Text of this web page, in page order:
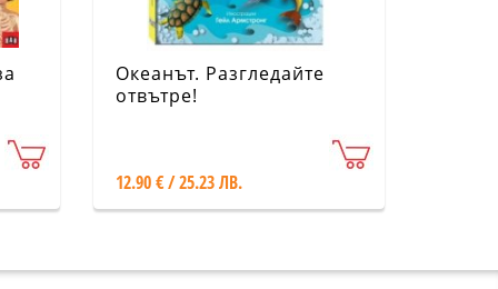
Океанът. Разгледайте
отвътре!
12.90 € / 25.23 ЛВ.